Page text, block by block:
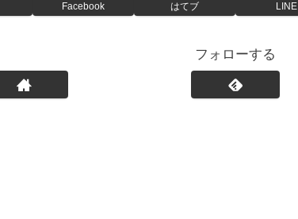
Facebook はてブ LINE
フォローする